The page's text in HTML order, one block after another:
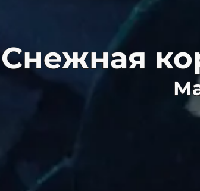
Снежная